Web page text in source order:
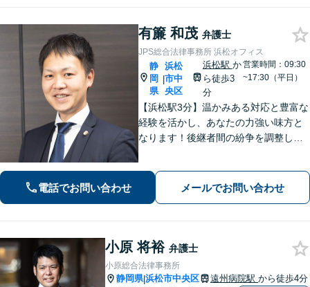
有簾 和茂 弁護士
JPS総合法律事務所 浜松オフィス
静
岡
県
|
浜松
市中
央区
浜松駅 か
ら徒歩3
分
営業時間：09:30
~17:30（平日）
【浜松駅3分】温かみある対応と豊富な
経験を活かし、あなたの力強い味方と
なります！後継者間の紛争を調整し、
浜松の企業を支援します。医療／運送
／介護／建設ほか【休日・夜間相談
電話でお問い合わせ メールでお問い合わせ
小原 将裕 弁護士
小原総合法律事務所
静岡県|浜松市中央区 遠州病院駅 から徒歩4分